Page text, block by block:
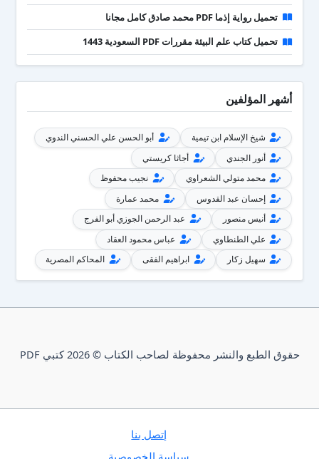
تحميل رواية إذما PDF محمد صادق كامل مجانا
تحميل كتاب علم البيئة مقررات PDF السعودية 1443
أشهر المؤلفين
شيخ الإسلام ابن تيمية
أبو الحسن علي الحسني الندوي
أنور الجندي
أجاثا كريستي
محمد متولي الشعراوي
نجيب محفوظ
إحسان عبد القدوس
محمد عمارة
أنيس منصور
عبد الرحمن الجوزي أبو الفرج
علي الطنطاوي
عباس محمود العقاد
سهيل زكار
ابراهيم الفقى المحاكم المصرية
حقوق الطبع والنشر محفوظة لصاحب الكتاب © 2026 كتبي PDF
إتصل بنا
سياسة الخصوصية